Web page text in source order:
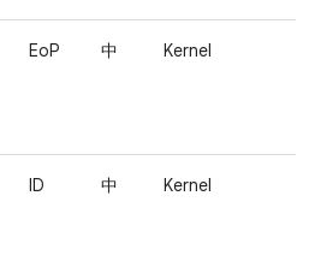
EoP 中 Kernel
ID 中 Kernel